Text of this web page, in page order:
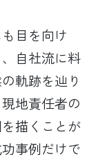
目を向け
自社流に料
軌跡を辿り
地責任者の
描くことが
事例だけで